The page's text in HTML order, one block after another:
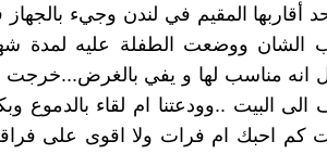
أقاربها المقيم في لندن وجيء بالجهاز
ووضعت الطفلة عليه لمدة
انه مناسب لها و يفي
البيت ..وودعتنا ام لقاء بالدموع
كم احبك ام فرات ولا اقوى على